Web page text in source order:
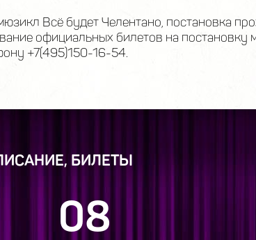
Всё будет Челентано, постановка
официальных билетов на постановку
+7(495)150-16-54.
БИЛЕТЫ
08